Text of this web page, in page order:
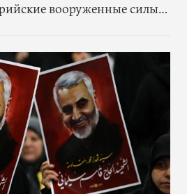
вооруженные силы
иранского влияния,
участия в
гражданской войны на
для режима Асада.